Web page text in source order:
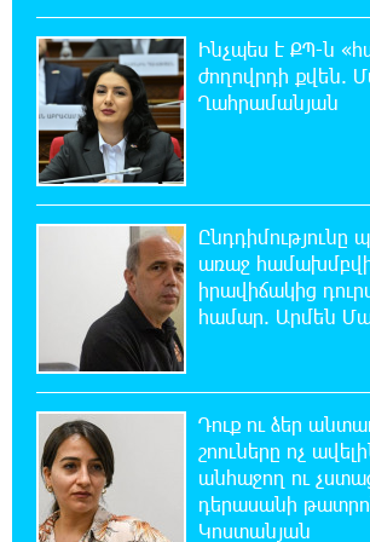
«Շտապ հաստատեք քարտի
IDBank-ը զգուշացնում է
ամրագրման հետ կապված
16:29:54 8-08-2026
Մհեր Անանյանն ընդգրկվել
Վարչության կազմում
16:05:54 8-08-2026
«Սմայլ Սվիթ»-ի
Կոնվերս Բանկի
15:33:02 8-08-2026
Ինչպես է ՔՊ-ն «հարգում»
Մարիաննա Ղահրամանյան
15:21:17 8-08-2026
Ընդդիմությունը պետք է
համախմբվի այս ծանր
Ինչպես է ՔՊ-ն
ժողովրդի քվեն.
Ղահրամանյան
Ընդդիմությունը
առաջ
իրավիճակից
համար. Արմեն
Դուք ու ձեր
շոուները ոչ
անհաջող ու
դերասանի
Կոստանյան